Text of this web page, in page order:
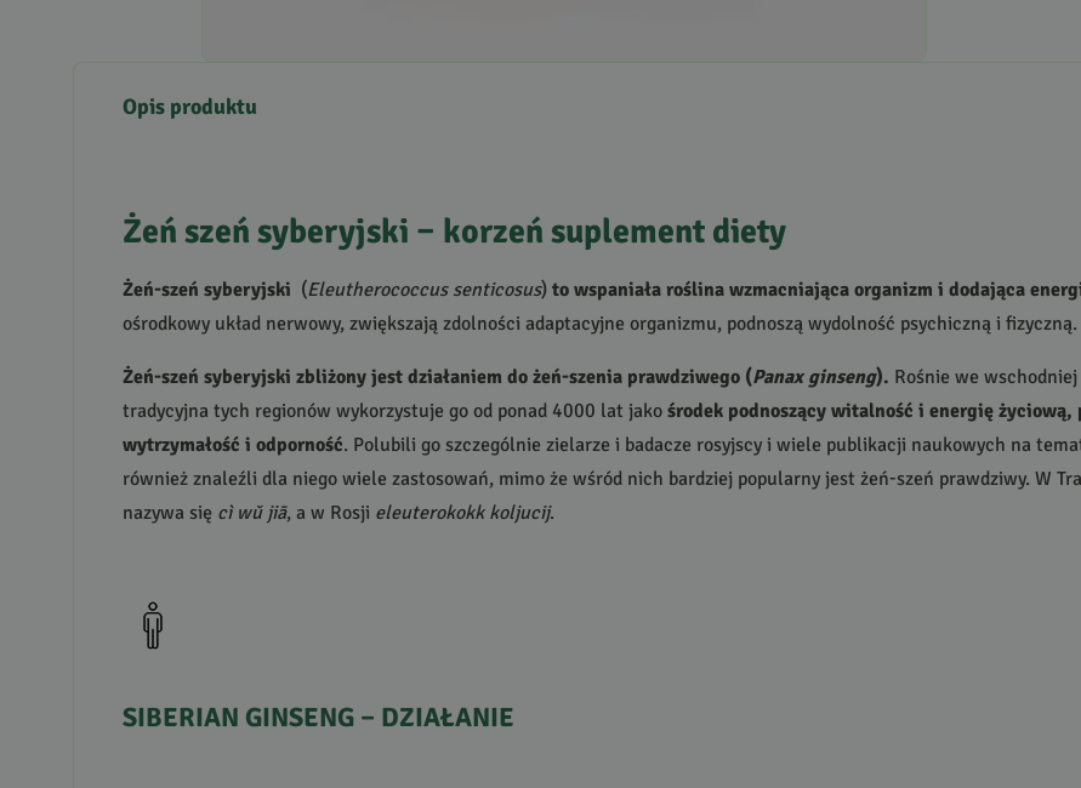
Opis produktu
Żeń szeń syberyjski – korzeń suplement diety
Żeń-szeń syberyjski (Eleutherococcus senticosus) to wspaniała roślina wzmacniająca organizm i dodająca
ośrodkowy układ nerwowy, zwiększają zdolności adaptacyjne organizmu, podnoszą wydolność psychiczną i
Żeń-szeń syberyjski zbliżony jest działaniem do żeń-szenia prawdziwego (Panax ginseng). Rośnie we
tradycyjna tych regionów wykorzystuje go od ponad 4000 lat jako środek podnoszący witalność i energię
wytrzymałość i odporność. Polubili go szczególnie zielarze i badacze rosyjscy i wiele publikacji naukowych na
również znaleźli dla niego wiele zastosowań, mimo że wśród nich bardziej popularny jest żeń-szeń prawdziwy. W
nazywa się cì wǔ jiā, a w Rosji eleuterokokk koljucij.
SIBERIAN GINSENG – DZIAŁANIE